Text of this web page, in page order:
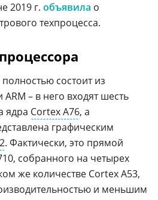
2019 г. объявила о
техпроцесса.
состоит из
– в него входят шесть
ядра Cortex A76, а
графическим
. Фактически, это прямой
собранного на четырех
же количестве Cortex A53,
и меньшим